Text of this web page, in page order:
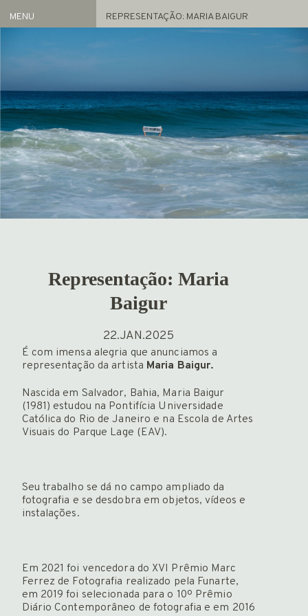
MENU
Exposições
ATUAL
ARQUIVO
FEIRAS
NOTÍCIAS
PROJETO GAS
ENGLISH
Representação: Maria
Baigur
REPRESENTAÇÃO: MARIA BAIGUR
22.JAN.2025
É com imensa alegria que anunciamos a
representação da artista Maria Baigur.
Nascida em Salvador, Bahia, Maria Baigur
(1981) estudou na Pontifícia Universidade
Católica do Rio de Janeiro e na Escola de Artes
Visuais do Parque Lage (EAV).
Seu trabalho se dá no campo ampliado da
fotografia e se desdobra em objetos, vídeos e
instalações.
Em 2021 foi vencedora do XVI Prêmio Marc
Ferrez de Fotografia realizado pela Funarte,
em 2019 foi selecionada para o 10º Prêmio
Diário Contemporâneo de fotografia e em 2016